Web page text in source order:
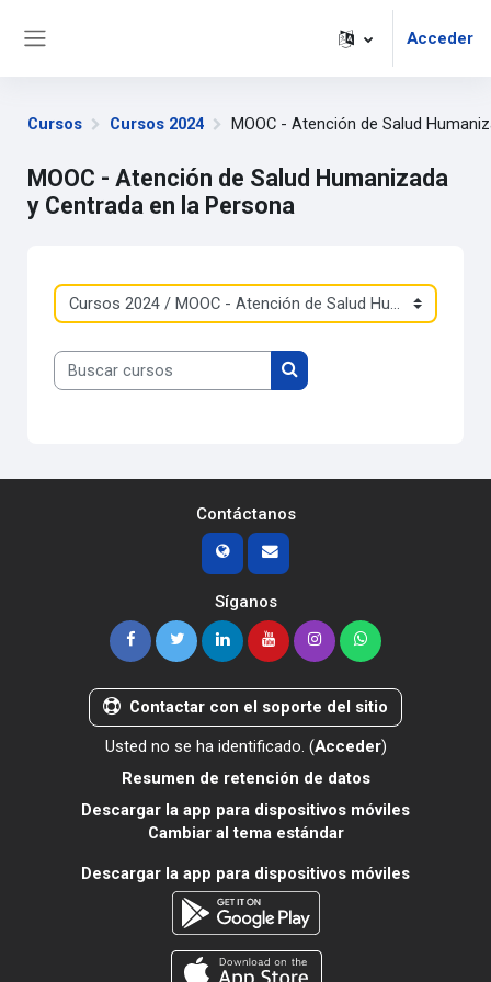
Acceder
Cursos Cursos 2024 MOOC - Atención de Salud
MOOC - Atención de Salud Humanizada
y Centrada en la Persona
Categorías
Buscar cursos
Buscar cursos
Contáctanos
Síganos
Contactar con el soporte del sitio
Usted no se ha identificado. (Acceder)
Resumen de retención de datos
Descargar la app para dispositivos móviles
Cambiar al tema estándar
Descargar la app para dispositivos móviles